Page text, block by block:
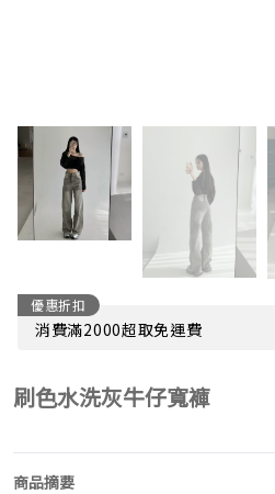
優惠折扣
消費滿2000超取免運費
刷色水洗灰牛仔寬褲
商品摘要